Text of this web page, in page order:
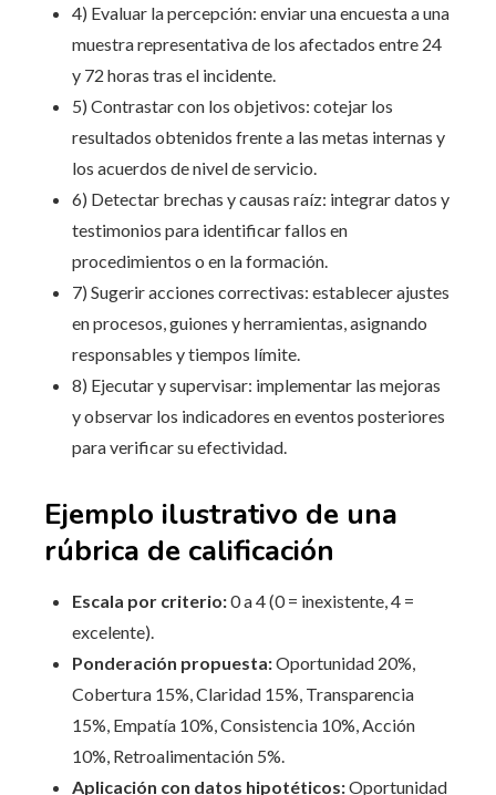
4) Evaluar la percepción: enviar una encuesta a una
muestra representativa de los afectados entre 24
y 72 horas tras el incidente.
5) Contrastar con los objetivos: cotejar los
resultados obtenidos frente a las metas internas y
los acuerdos de nivel de servicio.
6) Detectar brechas y causas raíz: integrar datos y
testimonios para identificar fallos en
procedimientos o en la formación.
7) Sugerir acciones correctivas: establecer ajustes
en procesos, guiones y herramientas, asignando
responsables y tiempos límite.
8) Ejecutar y supervisar: implementar las mejoras
y observar los indicadores en eventos posteriores
para verificar su efectividad.
Ejemplo ilustrativo de una
rúbrica de calificación
Escala por criterio:0 a 4 (0 = inexistente, 4 =
excelente).
Ponderación propuesta:Oportunidad 20%,
Cobertura 15%, Claridad 15%, Transparencia
15%, Empatía 10%, Consistencia 10%, Acción
10%, Retroalimentación 5%.
Aplicación con datos hipotéticos:Oportunidad